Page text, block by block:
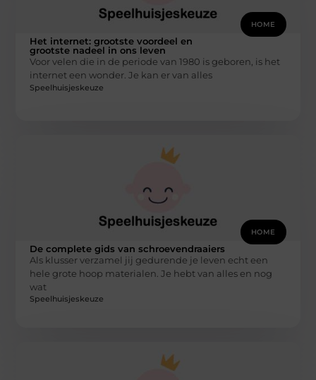
HOME
Het internet: grootste voordeel en
grootste nadeel in ons leven
Voor velen die in de periode van 1980 is geboren, is het
internet een wonder. Je kan er van alles
Speelhuisjeskeuze
HOME
De complete gids van schroevendraaiers
Als klusser verzamel jij gedurende je leven echt een
hele grote hoop materialen. Je hebt van alles en nog
wat
Speelhuisjeskeuze